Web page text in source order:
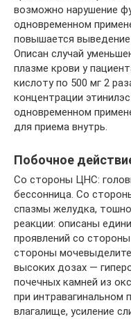
возможно нарушение
одновременном
повышается
Описан случай
плазме крови у
кислоту по 500 мг 2
концентрации
одновременном
для приема внутрь.
Побочное
Со стороны ЦНС:
бессонница. Со
спазмы желудка,
реакции: описаны
проявлений со
стороны
высоких дозах —
почечных камней из
при интравагинальном
влагалище, усиление